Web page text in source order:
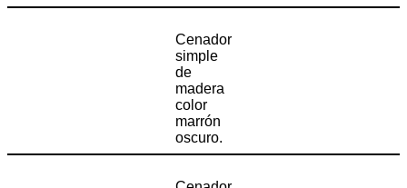
Cenador
simple
de
madera
color
marrón
oscuro.